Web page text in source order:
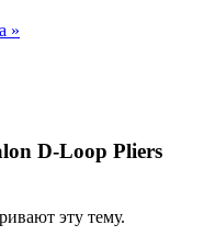
»
D-Loop Pliers
эту тему.